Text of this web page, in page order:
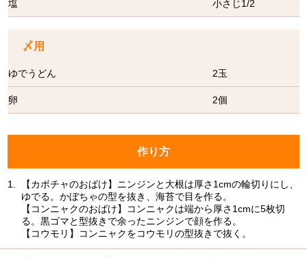
塩 小さじ1/2
〆用
ゆでうどん 2玉
卵 2個
作り方
1.
【カボチャのおばけ】ニンジンと大根は厚さ1cmの輪切りにし、
ゆでる。かぼちゃの型を抜き、海苔で目を作る。
【コンニャクのおばけ】コンニャクは端から厚さ1cmに5枚切
る。黒ゴマと型抜きで余ったニンジンで顔を作る。
【コウモリ】コンニャクをコウモリの型抜きで抜く。